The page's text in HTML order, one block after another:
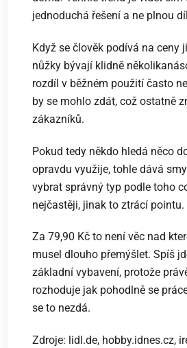
jednoduchá řešení a ne plnou
Když se člověk podívá na ceny
nůžky bývají klidně
rozdíl v běžném použití často
by se mohlo zdát, což ostatně
zákazníků.
Pokud tedy někdo hledá něco
opravdu využije, tohle dává
vybrat správný typ podle toho
nejčastěji, jinak to ztrácí pointu.
Za 79,90 Kč to není věc nad
musel dlouho přemýšlet. Spíš
základní vybavení, protože
rozhoduje jak pohodlně se
se to nezdá.
Zdroje: lidl.de, hobby.idnes.cz,